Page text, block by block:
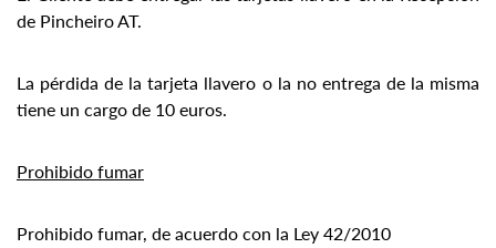
de Pincheiro AT.
La pérdida de la tarjeta llavero o la no entrega de la misma
tiene un cargo de 10 euros.
Prohibido fumar
Prohibido fumar, de acuerdo con la Ley 42/2010